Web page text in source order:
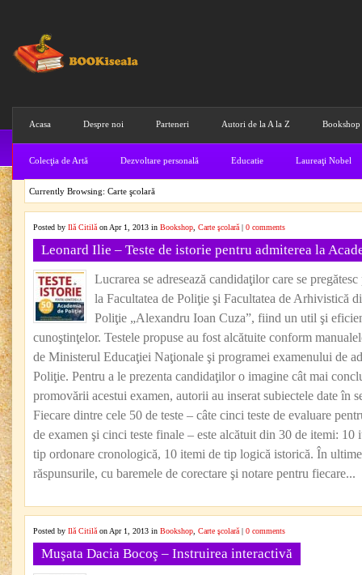
Acasa Despre noi Parteneri Autori de la A la Z Bookshop
Colecţia de Artă Dezvoltare personală Educatie Laureaţi Nobel
Currently Browsing: Carte şcolară
Posted by Ilă Citilă on Apr 1, 2013 in Bookshop Carte şcolară | 0 comments
Leonard Ilie – Teste de istorie pentru admiterea la
Lucrarea se adresează candidaţilor care se
la Facultatea de Poliţie şi Facultatea de Arhivistică
Poliţie „Alexandru Ioan Cuza”, fiind un util şi
cunoştinţelor. Testele propuse au fost alcătuite conform
de Ministerul Educaţiei Naţionale şi programei examenului de
Poliţie. Pentru a le prezenta candidaţilor o imagine cât mai
promovării acestui examen, autorii au inserat subiectele date în
Fiecare dintre cele 50 de teste – câte cinci teste de evaluare
de examen şi cinci teste finale – este alcătuit din 30 de itemi:
tip ordonare cronologică, 10 itemi de tip logică istorică. În
răspunsurile, cu baremele de corectare şi notare pentru fiecare...
Posted by Ilă Citilă on Apr 1, 2013 in Bookshop Carte şcolară | 0 comments
Muşata Dacia Bocoş – Instruirea interactivă